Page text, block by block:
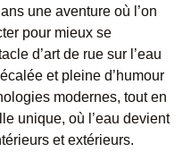
une aventure où l’on
pour mieux se
d’art de rue sur l’eau
et pleine d’humour
modernes, tout en
unique, où l’eau devient
et extérieurs.